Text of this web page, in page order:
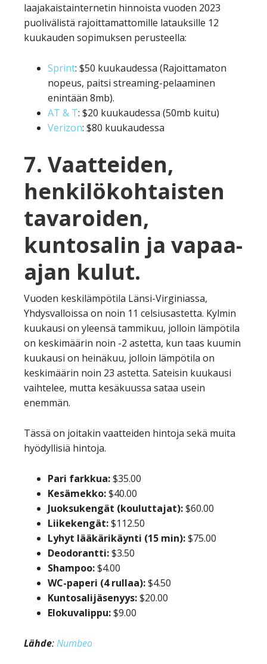
laajakaistainternetin hinnoista vuoden 2023
puolivälistä rajoittamattomille latauksille 12
kuukauden sopimuksen perusteella:
Sprint: $50 kuukaudessa (Rajoittamaton
nopeus, paitsi streaming-pelaaminen
enintään 8mb).
AT & T: $20 kuukaudessa (50mb kuitu)
Verizon: $80 kuukaudessa
7. Vaatteiden,
henkilökohtaisten
tavaroiden,
kuntosalin ja vapaa-
ajan kulut.
Vuoden keskilämpötila Länsi-Virginiassa,
Yhdysvalloissa on noin 11 celsiusastetta. Kylmin
kuukausi on yleensä tammikuu, jolloin lämpötila
on keskimäärin noin -2 astetta, kun taas kuumin
kuukausi on heinäkuu, jolloin lämpötila on
keskimäärin noin 23 astetta. Sateisin kuukausi
vaihtelee, mutta kesäkuussa sataa usein
enemmän.
Tässä on joitakin vaatteiden hintoja sekä muita
hyödyllisiä hintoja.
Pari farkkua:$35.00
Kesämekko:$40.00
Juoksukengät (kouluttajat):$60.00
Liikekengät:$112.50
Lyhyt lääkärikäynti (15 min):$75.00
Deodorantti:$3.50
Shampoo:$4.00
WC-paperi (4 rullaa):$4.50
Kuntosalijäsenyys:$20.00
Elokuvalippu:$9.00
Lähde:Numbeo